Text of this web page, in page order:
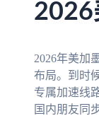
2026
2026年美加
布局。到时
专属加速线
国内朋友同